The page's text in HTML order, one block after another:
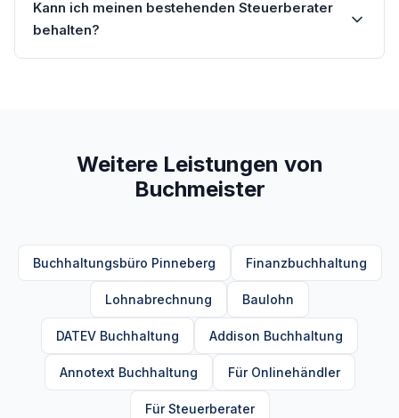
Kann ich meinen bestehenden Steuerberater
behalten?
Weitere Leistungen von
Buchmeister
Buchhaltungsbüro Pinneberg Finanzbuchhaltung
Lohnabrechnung Baulohn
DATEV Buchhaltung Addison Buchhaltung
Annotext Buchhaltung Für Onlinehändler
Für Steuerberater